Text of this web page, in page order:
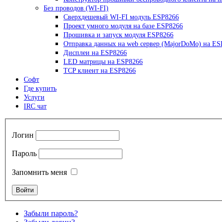
Без проводов (WI-FI)
Сверхдешевый WI-FI модуль ESP8266
Проект умного модуля на базе ESP8266
Прошивка и запуск модуля ESP8266
Отправка данных на web сервер (MajorDoMo) на
Дисплеи на ESP8266
LED матрицы на ESP8266
TCP клиент на ESP8266
Софт
Где купить
Услуги
IRC чат
Логин
Пароль
Запомнить меня
Забыли пароль?